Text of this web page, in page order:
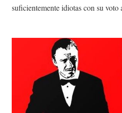
suficientemente idiotas con su voto